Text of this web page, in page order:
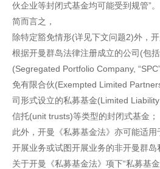
伙企业等封闭式基金均可能受到规管”。
简而言之，
除特定豁免情形(详见下文问题2)外，
根据开曼群岛法律注册成立的公司(包
(Segregated Portfolio Company,
免有限合伙(Exempted Limited
司形式设立的私募基金(Limited
信托(unit trusts)等类型的封闭式基金；
此外，开曼《私募基金法》亦可能适
开展业务或试图开展业务的非开曼群岛
关于开曼《私募基金法》项下“私募基